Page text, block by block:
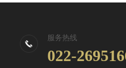
服务热线
022-